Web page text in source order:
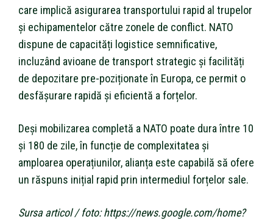
care implică asigurarea transportului rapid al trupelor
și echipamentelor către zonele de conflict. NATO
dispune de capacități logistice semnificative,
incluzând avioane de transport strategic și facilități
de depozitare pre-poziționate în Europa, ce permit o
desfășurare rapidă și eficientă a forțelor.
Deși mobilizarea completă a NATO poate dura între 10
și 180 de zile, în funcție de complexitatea și
amploarea operațiunilor, alianța este capabilă să ofere
un răspuns inițial rapid prin intermediul forțelor sale.
Sursa articol / foto: https://news.google.com/home?